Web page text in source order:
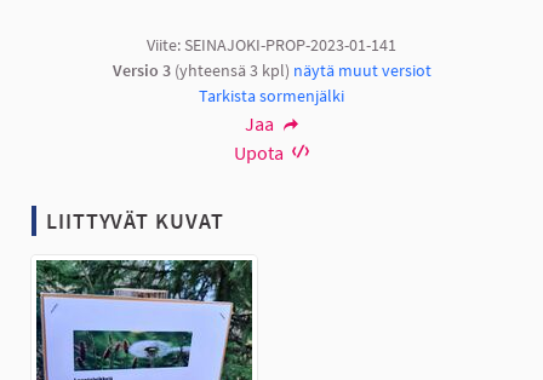
Viite: SEINAJOKI-PROP-2023-01-141
Versio 3(yhteensä 3 kpl) näytä muut versiot
Tarkista sormenjälki
Jaa
Upota
LIITTYVÄT KUVAT